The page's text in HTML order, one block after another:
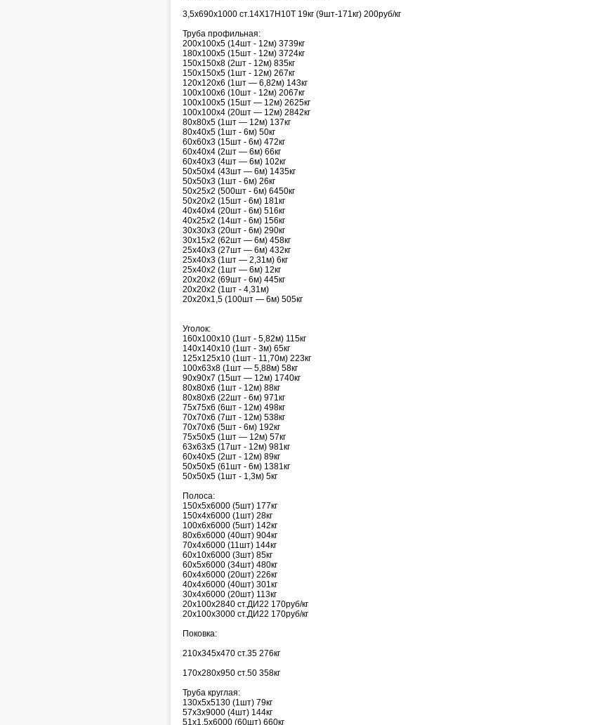
3,5х690х1000 ст.14Х17Н10Т 19кг (9шт-171кг) 200руб/кг
Труба профильная:
200х100х5 (14шт - 12м) 3739кг
180х100х5 (15шт - 12м) 3724кг
150х150х8 (2шт - 12м) 835кг
150х150х5 (1шт - 12м) 267кг
120х120х6 (1шт — 6,82м) 143кг
100х100х6 (10шт - 12м) 2067кг
100х100х5 (15шт — 12м) 2625кг
100х100х4 (20шт — 12м) 2842кг
80х80х5 (1шт — 12м) 137кг
80х40х5 (1шт - 6м) 50кг
60х60х3 (15шт - 6м) 472кг
60х40х4 (2шт — 6м) 66кг
60х40х3 (4шт — 6м) 102кг
50х50х4 (43шт — 6м) 1435кг
50х50х3 (1шт - 6м) 26кг
50х25х2 (500шт - 6м) 6450кг
50х20х2 (15шт - 6м) 181кг
40х40х4 (20шт - 6м) 516кг
40х25х2 (14шт - 6м) 156кг
30х30х3 (20шт - 6м) 290кг
30х15х2 (62шт — 6м) 458кг
25х40х3 (27шт — 6м) 432кг
25х40х3 (1шт — 2,31м) 6кг
25х40х2 (1шт — 6м) 12кг
20х20х2 (69шт - 6м) 445кг
20х20х2 (1шт - 4,31м)
20х20х1,5 (100шт — 6м) 505кг
Уголок:
160х100х10 (1шт - 5,82м) 115кг
140х140х10 (1шт - 3м) 65кг
125х125х10 (1шт - 11,70м) 223кг
100х63х8 (1шт — 5,88м) 58кг
90х90х7 (15шт — 12м) 1740кг
80х80х6 (1шт - 12м) 88кг
80х80х6 (22шт - 6м) 971кг
75х75х6 (6шт - 12м) 498кг
70х70х6 (7шт - 12м) 538кг
70х70х6 (5шт - 6м) 192кг
75х50х5 (1шт — 12м) 57кг
63х63х5 (17шт - 12м) 981кг
60х40х5 (2шт - 12м) 89кг
50х50х5 (61шт - 6м) 1381кг
50х50х5 (1шт - 1,3м) 5кг
Полоса:
150х5х6000 (5шт) 177кг
150х4х6000 (1шт) 28кг
100х6х6000 (5шт) 142кг
80х6х6000 (40шт) 904кг
70х4х6000 (11шт) 144кг
60х10х6000 (3шт) 85кг
60х5х6000 (34шт) 480кг
60х4х6000 (20шт) 226кг
40х4х6000 (40шт) 301кг
30х4х6000 (20шт) 113кг
20х100х2840 ст.ДИ22 170руб/кг
20х100х3000 ст.ДИ22 170руб/кг
Поковка:
210х345х470 ст.35 276кг
170х280х950 ст.50 358кг
Труба круглая:
130х5х5130 (1шт) 79кг
57х3х9000 (4шт) 144кг
51х1,5х6000 (60шт) 660кг